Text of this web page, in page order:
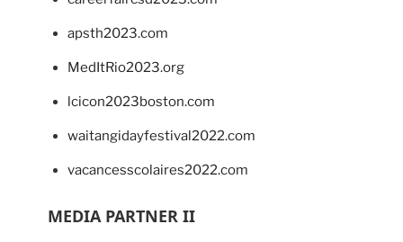
apsth2023.com
MedItRio2023.org
lcicon2023boston.com
waitangidayfestival2022.com
vacancesscolaires2022.com
MEDIA PARTNER II